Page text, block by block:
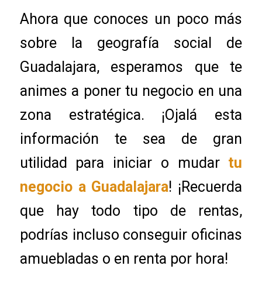
Ahora que conoces un poco más
sobre la geografía social de
Guadalajara, esperamos que te
animes a poner tu negocio en una
zona estratégica. ¡Ojalá esta
información te sea de gran
utilidad para iniciar o mudar tu
negocio a Guadalajara! ¡Recuerda
que hay todo tipo de rentas,
podrías incluso conseguir oficinas
amuebladas o en renta por hora!